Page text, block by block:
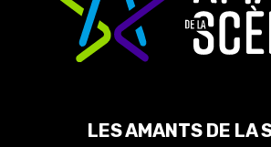
LES AMANTS DE LA